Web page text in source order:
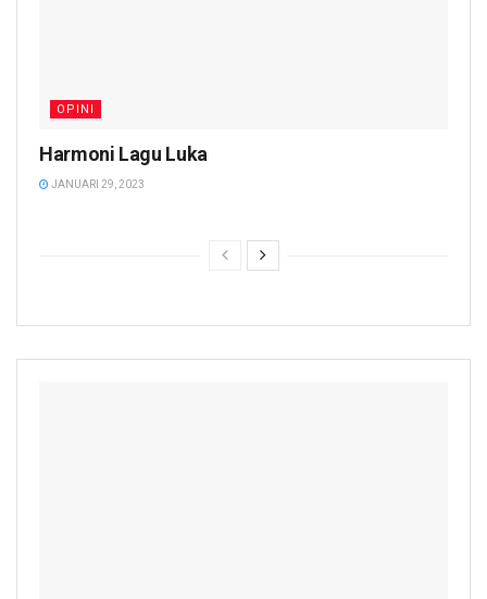
OPINI
Harmoni Lagu Luka
JANUARI 29, 2023